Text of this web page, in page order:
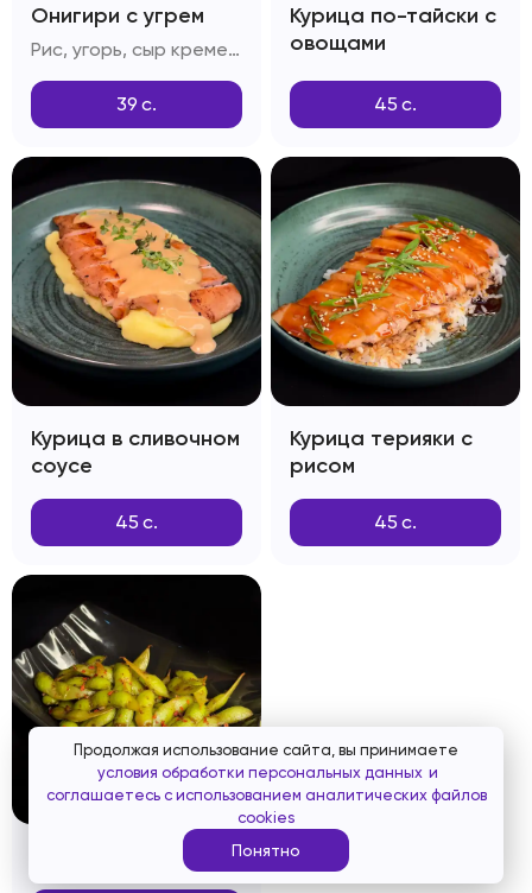
Онигири с угрем
Рис, угорь, сыр креметта, тобико, соус спайси, кунжут
39 с.
Курица по-тайски с
овощами
45 с.
Курица в сливочном
соусе
45 с.
Курица терияки с
рисом
45 с.
Продолжая использование сайта, вы принимаете
условия обработки персональных данных и
соглашаетесь с использованием аналитических файлов
cookies
Понятно